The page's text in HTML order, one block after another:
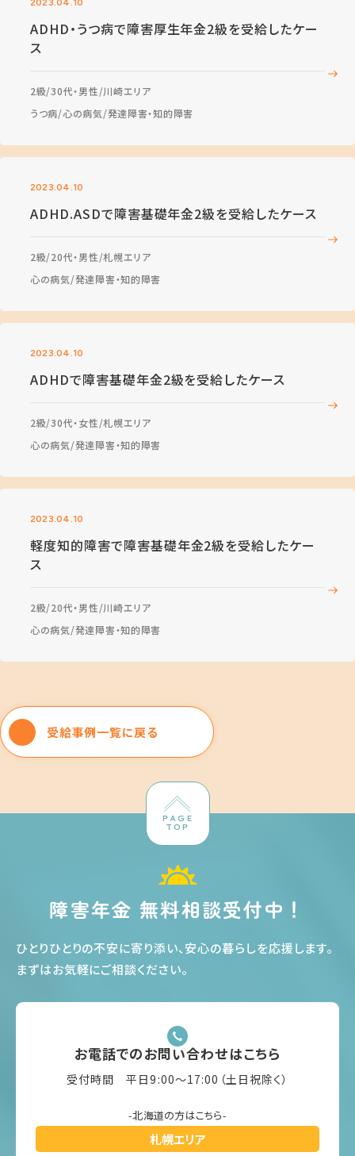
2023.04.10
ADHD・うつ病で障害厚生年金2級を受給したケー
ス
2級 30代・男性 川崎エリア
うつ病 心の病気 発達障害・知的障害
2023.04.10
ADHD.ASDで障害基礎年金2級を受給したケース
2級 20代・男性 札幌エリア
心の病気 発達障害・知的障害
2023.04.10
ADHDで障害基礎年金2級を受給したケース
2級 30代・女性 札幌エリア
心の病気 発達障害・知的障害
2023.04.10
軽度知的障害で障害基礎年金2級を受給したケー
ス
2級 20代・男性 川崎エリア
心の病気 発達障害・知的障害
受給事例一覧に戻る
PAGE
TOP
障害年金 無料相談受付中！
ひとりひとりの不安に寄り添い、安心の暮らしを応援します。
まずはお気軽にご相談ください。
お電話でのお問い合わせはこちら
受付時間 平日9:00〜17:00（土日祝除く）
-北海道の方はこちら-
札幌エリア